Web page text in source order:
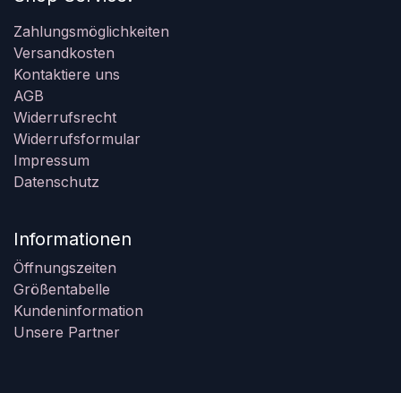
Zahlungsmöglichkeiten
Versandkosten
Kontaktiere uns
AGB
Widerrufsrecht
Widerrufsformular
Impressum
Datenschutz
Informationen
Öffnungszeiten
Größentabelle
Kundeninformation
Unsere Partner